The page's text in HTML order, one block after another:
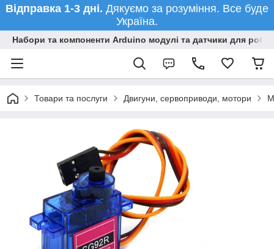
Відправка 1-3 дні. Дякуємо за розуміння. Все буде
Україна.
Набори та компоненти Arduino модулі та датчики для
Товари та послуги Двигуни, сервоприводи, мотори